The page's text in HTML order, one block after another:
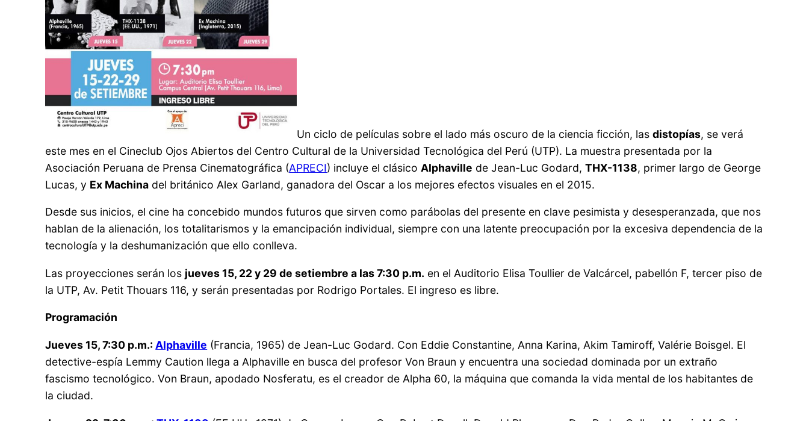
Un ciclo de películas sobre el lado más oscuro de la ciencia ficción, las distopías, se verá
este mes en el Cineclub Ojos Abiertos del Centro Cultural de la Universidad Tecnológica del Perú (UTP). La muestra presentada por la
Asociación Peruana de Prensa Cinematográfica (APRECI) incluye el clásico Alphaville de Jean-Luc Godard,THX-1138, primer largo de George
Lucas, y Ex Machina del británico Alex Garland, ganadora del Oscar a los mejores efectos visuales en el 2015.
Desde sus inicios, el cine ha concebido mundos futuros que sirven como parábolas del presente en clave pesimista y desesperanzada, que nos
hablan de la alienación, los totalitarismos y la emancipación individual, siempre con una latente preocupación por la excesiva dependencia de la
tecnología y la deshumanización que ello conlleva.
Las proyecciones serán los jueves 15, 22 y 29 de setiembre a las 7:30 p.m. en el Auditorio Elisa Toullier de Valcárcel, pabellón F, tercer piso de
la UTP, Av. Petit Thouars 116, y serán presentadas por Rodrigo Portales. El ingreso es libre.
Programación
Jueves 15, 7:30 p.m.: Alphaville (Francia, 1965) de Jean-Luc Godard. Con Eddie Constantine, Anna Karina, Akim Tamiroff, Valérie Boisgel. El
detective-espía Lemmy Caution llega a Alphaville en busca del profesor Von Braun y encuentra una sociedad dominada por un extraño
fascismo tecnológico. Von Braun, apodado Nosferatu, es el creador de Alpha 60, la máquina que comanda la vida mental de los habitantes de
la ciudad.